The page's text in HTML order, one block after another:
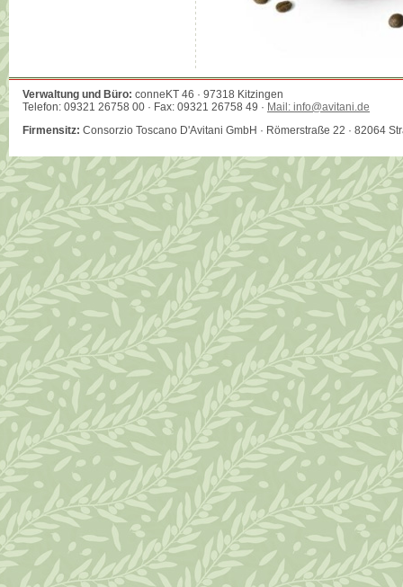
Verwaltung und Büro: conneKT 46 · 97318 Kitzingen
Telefon: 09321 26758 00 · Fax: 09321 26758 49 · Mail: info@avitani.de
Firmensitz: Consorzio Toscano D'Avitani GmbH · Römerstraße 22 · 82064